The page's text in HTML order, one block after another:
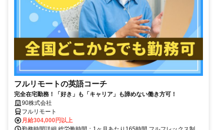
フルリモートの英語コーチ
完全在宅勤務！「好き」も「キャリア」も諦めない働き方可！
90株式会社
フルリモート
月給304,000円以上